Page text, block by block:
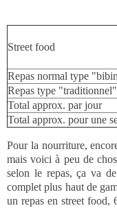
Street food
Repas normal type
Repas type "traditionnel"
Total approx. par jour
Total approx. pour une
Pour la nourriture,
mais voici à peu de
selon le repas, ça va
complet plus haut de
un repas en street food,